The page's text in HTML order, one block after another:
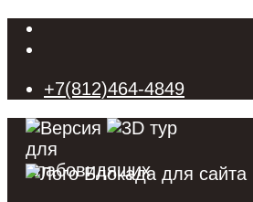
+7(812)464-4849